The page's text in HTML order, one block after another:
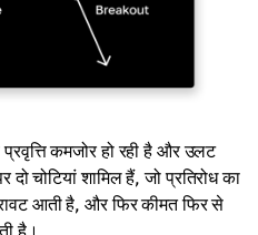
कमजोर हो रही है और उलट
चोटियां शामिल हैं, जो प्रतिरोध का
आती है, और फिर कीमत फिर से